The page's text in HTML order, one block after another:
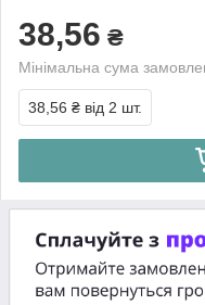
38,56 ₴
Мінімальна сума
38,56 ₴ від 2 шт.